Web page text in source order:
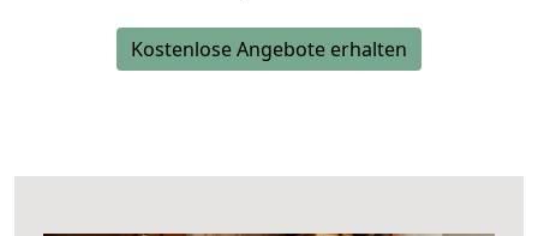
Kostenlose Angebote erhalten